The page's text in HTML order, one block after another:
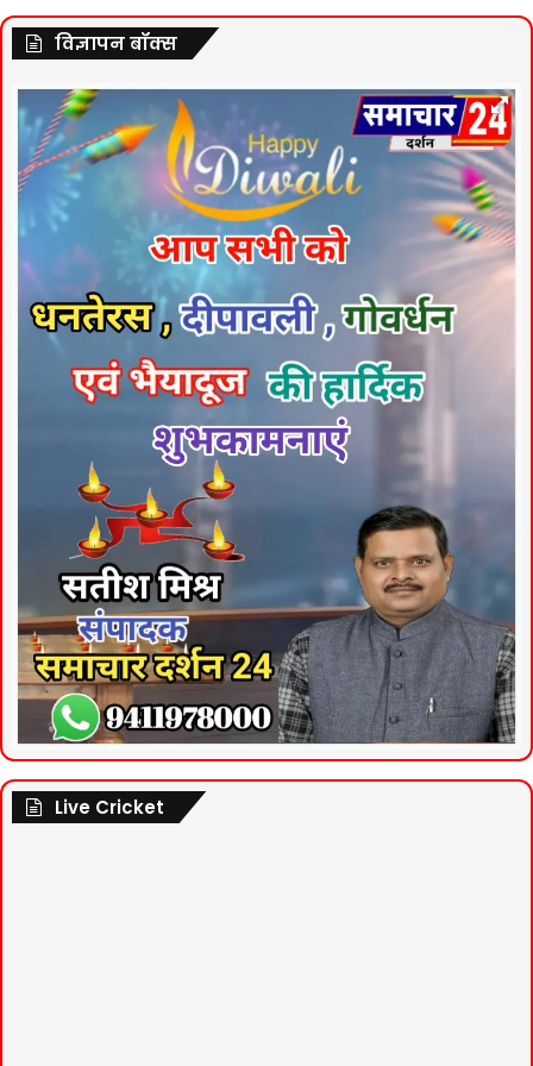
विज्ञापन बॉक्स
Live Cricket